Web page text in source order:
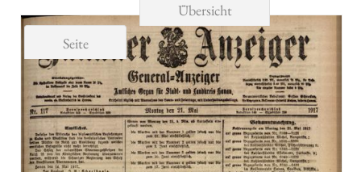
Übersicht
Seite